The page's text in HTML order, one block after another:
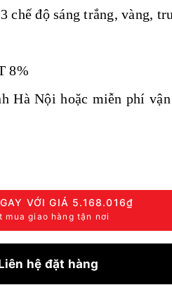
chế độ sáng trắng, vàng,
8%
Hà Nội hoặc miễn phí vận
VỚI GIÁ 5.168.016₫
mua giao hàng tận nơi
hệ đặt hàng